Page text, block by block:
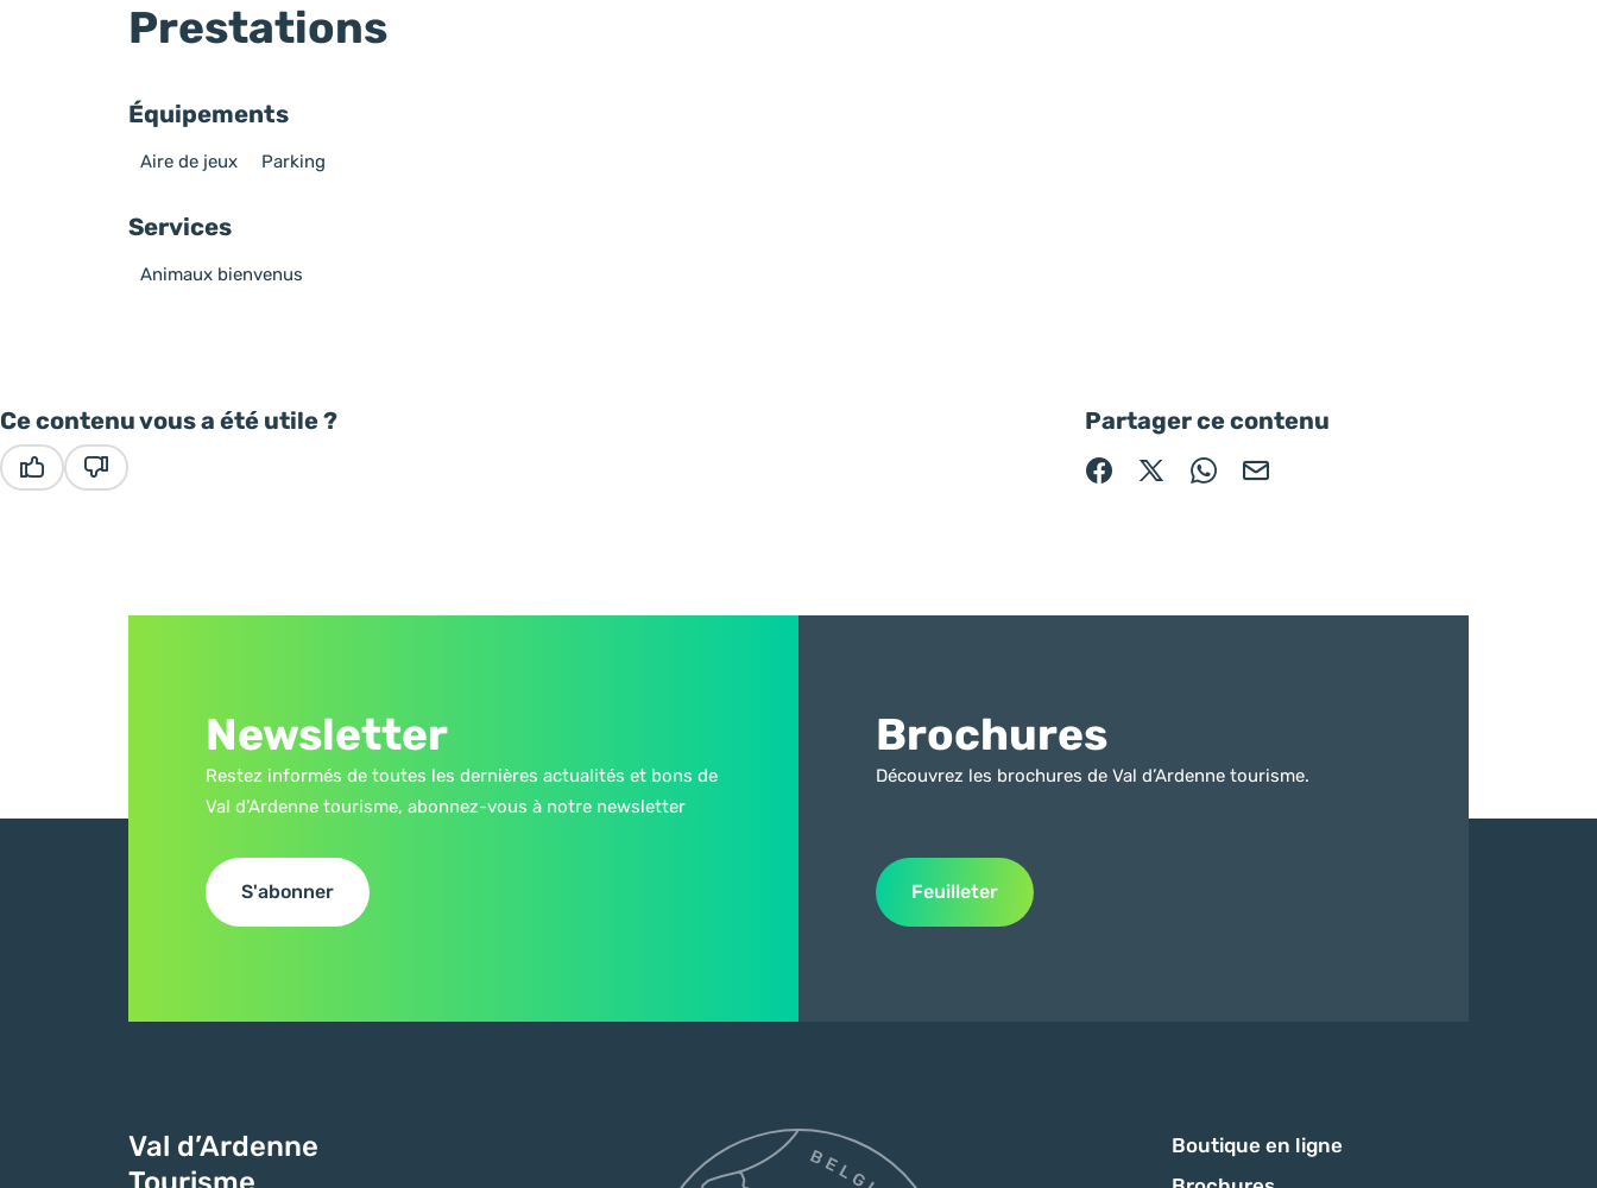
Prestations
Équipements
Aire de jeux Parking
Services
Animaux bienvenus
Ce contenu vous a été utile ? Partager ce contenu
Partager sur Facebook (nouvelle fenêtre)
Partager sur X / Twitter (nouvelle fenêtre)
Partager sur WhatsApp
Partager par mail
Newsletter
Restez informés de toutes les dernières actualités et bons de
Val d’Ardenne tourisme, abonnez-vous à notre newsletter
S'abonner
Brochures
Découvrez les brochures de Val d’Ardenne tourisme.
Feuilleter
Val d’Ardenne
Boutique en ligne